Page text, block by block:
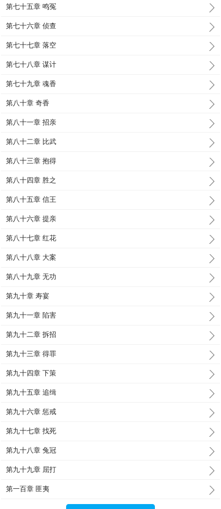
第七十五章 鸣冤
第七十六章 侦查
第七十七章 落空
第七十八章 谋计
第七十九章 魂香
第八十章 奇香
第八十一章 招亲
第八十二章 比武
第八十三章 抱得
第八十四章 胜之
第八十五章 信王
第八十六章 提亲
第八十七章 红花
第八十八章 大案
第八十九章 无功
第九十章 寿宴
第九十一章 陷害
第九十二章 拆招
第九十三章 得罪
第九十四章 下策
第九十五章 追缉
第九十六章 惩戒
第九十七章 找死
第九十八章 兔冠
第九十九章 屈打
第一百章 匪夷